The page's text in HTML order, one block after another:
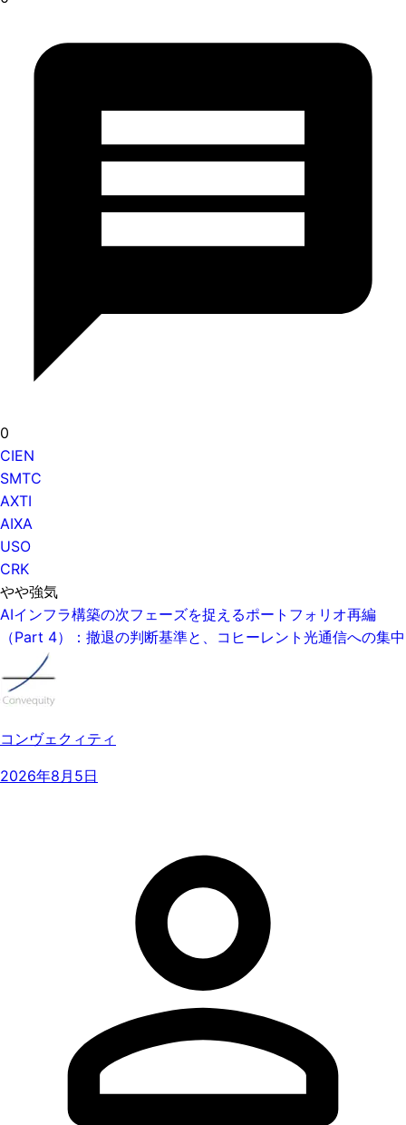
0
CIEN
SMTC
AXTI
AIXA
USO
CRK
やや強気
AIインフラ構築の次フェーズを捉えるポートフォリオ再編
（Part 4）：撤退の判断基準と、コヒーレント光通信への集中
コンヴェクィティ
2026年8月5日